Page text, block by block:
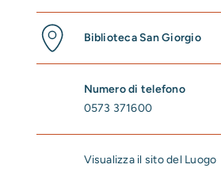
Biblioteca San Giorgio
Numero di telefono
0573 371600
Visualizza il sito del Luogo